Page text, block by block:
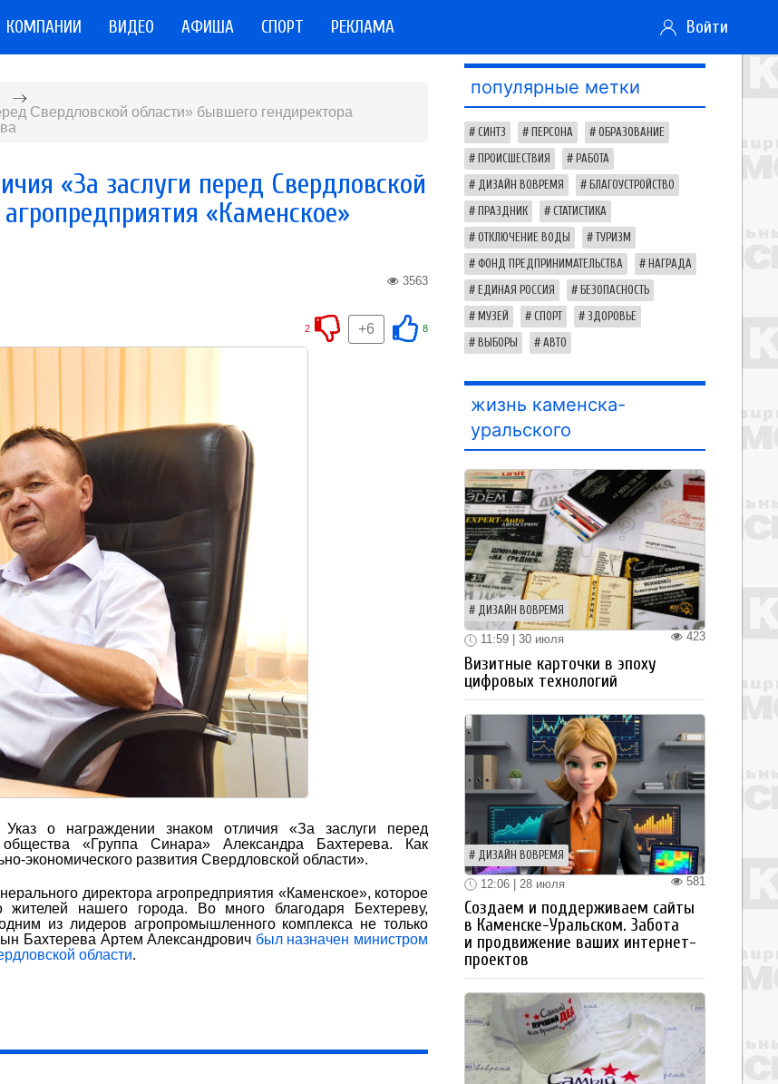
КОМПАНИИ ВИДЕО АФИША СПОРТ РЕКЛАМА Войти
Свердловской области» бывшего гендиректора
«За заслуги перед Свердловской
«Каменское»
3563
8
+6
2
о награждении знаком отличия «За заслуги перед
общества «Группа Синара» Александра Бахтерева. Как
экономического развития Свердловской области».
директора агропредприятия «Каменское», которое
нашего города. Во много благодаря Бехтереву,
из лидеров агропромышленного комплекса не только
Бахтерева Артем Александрович был назначен министром
области.
популярные метки
СИНТЗ ПЕРСОНА ОБРАЗОВАНИЕ
ПРОИСШЕСТВИЯ РАБОТА
ДИЗАЙН ВОВРЕМЯ БЛАГОУСТРОЙСТВО
ПРАЗДНИК СТАТИСТИКА
ОТКЛЮЧЕНИЕ ВОДЫ ТУРИЗМ
ФОНД ПРЕДПРИНИМАТЕЛЬСТВА НАГРАДА
ЕДИНАЯ РОССИЯ БЕЗОПАСНОСТЬ
МУЗЕЙ СПОРТ ЗДОРОВЬЕ
ВЫБОРЫ АВТО
жизнь каменска-
уральского
ДИЗАЙН ВОВРЕМЯ
423
11:59 | 30 июля
Визитные карточки в эпоху
цифровых технологий
ДИЗАЙН ВОВРЕМЯ
581
12:06 | 28 июля
Создаем и поддерживаем сайты
в Каменске-Уральском. Забота
и продвижение ваших интернет-
проектов